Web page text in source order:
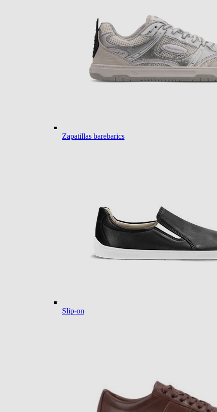
Zapatillas barebarics
Slip-on